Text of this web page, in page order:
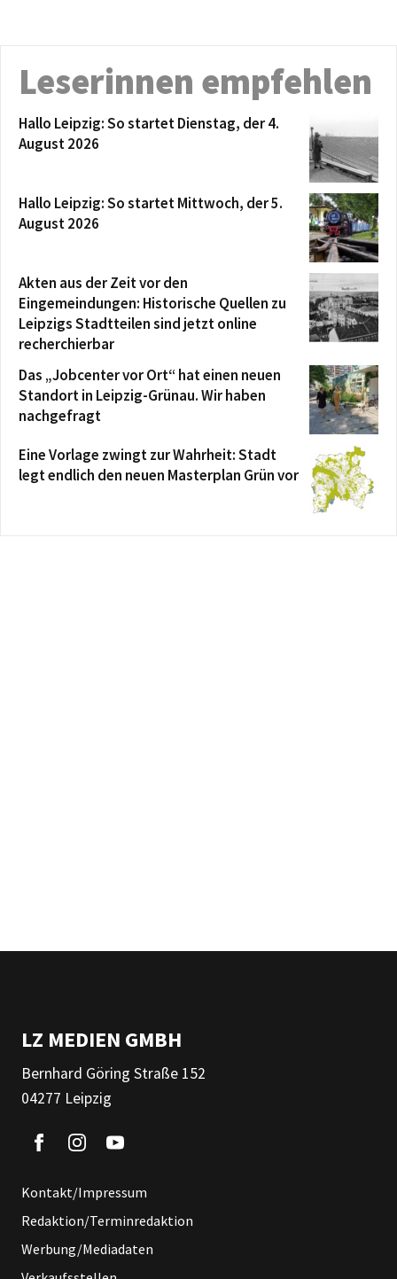
Leserinnen empfehlen
Hallo Leipzig: So startet Dienstag, der 4.
August 2026
Hallo Leipzig: So startet Mittwoch, der 5.
August 2026
Akten aus der Zeit vor den
Eingemeindungen: Historische Quellen zu
Leipzigs Stadtteilen sind jetzt online
recherchierbar
Das „Jobcenter vor Ort“ hat einen neuen
Standort in Leipzig-Grünau. Wir haben
nachgefragt
Eine Vorlage zwingt zur Wahrheit: Stadt
legt endlich den neuen Masterplan Grün vor
LZ MEDIEN GMBH
Bernhard Göring Straße 152
04277 Leipzig
Kontakt/Impressum
Redaktion/Terminredaktion
Werbung/Mediadaten